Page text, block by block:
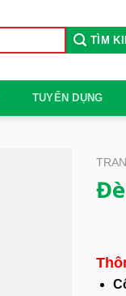
TÌM
TUYỂN DỤNG